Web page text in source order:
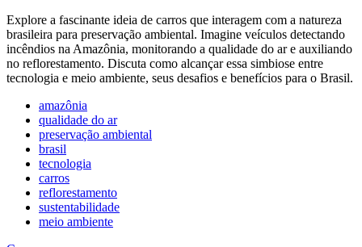
Explore a fascinante ideia de carros que interagem com a natureza
brasileira para preservação ambiental. Imagine veículos detectando
incêndios na Amazônia, monitorando a qualidade do ar e auxiliando
no reflorestamento. Discuta como alcançar essa simbiose entre
tecnologia e meio ambiente, seus desafios e benefícios para o Brasil.
amazônia
qualidade do ar
preservação ambiental
brasil
tecnologia
carros
reflorestamento
sustentabilidade
meio ambiente